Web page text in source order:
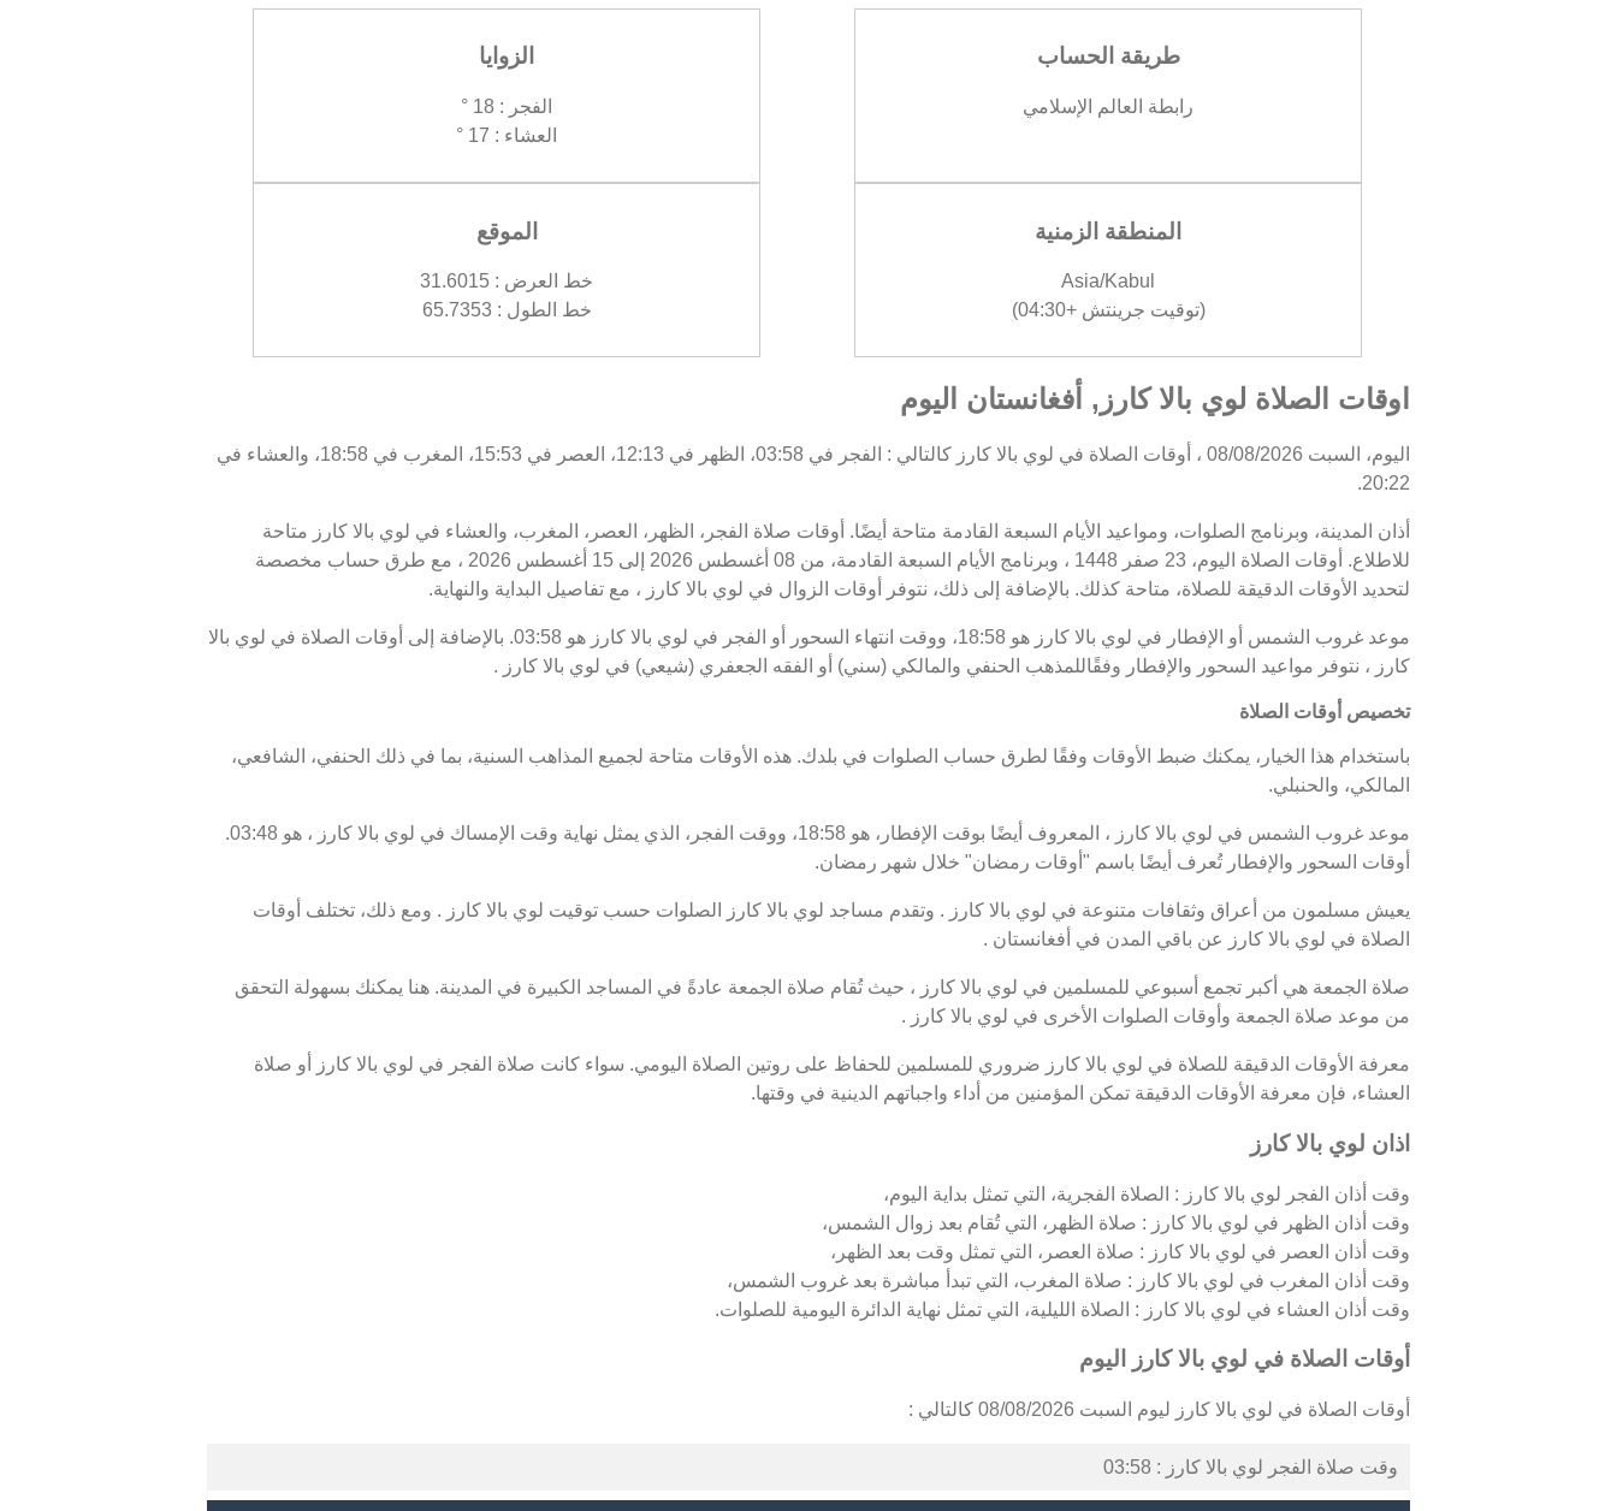
طريقة الحساب
رابطة العالم الإسلامي
الزوايا
الفجر : 18 °
العشاء : 17 °
المنطقة الزمنية
Asia/Kabul
(توقيت جرينتش +04:30)
الموقع
خط العرض : 31.6015
خط الطول : 65.7353
اوقات الصلاة لوي بالا كارز, أفغانستان اليوم
اليوم، السبت 08/08/2026 ، أوقات الصلاة في لوي بالا كارز كالتالي : الفجر في 03:58، الظهر في 12:13، العصر في 15:53، المغرب في 18:58، والعشاء في
20:22.
أذان المدينة، وبرنامج الصلوات، ومواعيد الأيام السبعة القادمة متاحة أيضًا. أوقات صلاة الفجر، الظهر، العصر، المغرب، والعشاء في لوي بالا كارز متاحة
للاطلاع. أوقات الصلاة اليوم، 23 صفر 1448 ، وبرنامج الأيام السبعة القادمة، من 08 أغسطس 2026 إلى 15 أغسطس 2026 ، مع طرق حساب مخصصة
لتحديد الأوقات الدقيقة للصلاة، متاحة كذلك. بالإضافة إلى ذلك، نتوفر أوقات الزوال في لوي بالا كارز ، مع تفاصيل البداية والنهاية.
موعد غروب الشمس أو الإفطار في لوي بالا كارز هو 18:58، ووقت انتهاء السحور أو الفجر في لوي بالا كارز هو 03:58. بالإضافة إلى أوقات الصلاة في لوي بالا
كارز ، نتوفر مواعيد السحور والإفطار وفقًاللمذهب الحنفي والمالكي (سني) أو الفقه الجعفري (شيعي) في لوي بالا كارز .
تخصيص أوقات الصلاة
باستخدام هذا الخيار، يمكنك ضبط الأوقات وفقًا لطرق حساب الصلوات في بلدك. هذه الأوقات متاحة لجميع المذاهب السنية، بما في ذلك الحنفي، الشافعي،
المالكي، والحنبلي.
موعد غروب الشمس في لوي بالا كارز ، المعروف أيضًا بوقت الإفطار، هو 18:58، ووقت الفجر، الذي يمثل نهاية وقت الإمساك في لوي بالا كارز ، هو 03:48.
أوقات السحور والإفطار تُعرف أيضًا باسم "أوقات رمضان" خلال شهر رمضان.
يعيش مسلمون من أعراق وثقافات متنوعة في لوي بالا كارز . وتقدم مساجد لوي بالا كارز الصلوات حسب توقيت لوي بالا كارز . ومع ذلك، تختلف أوقات
الصلاة في لوي بالا كارز عن باقي المدن في أفغانستان .
صلاة الجمعة هي أكبر تجمع أسبوعي للمسلمين في لوي بالا كارز ، حيث تُقام صلاة الجمعة عادةً في المساجد الكبيرة في المدينة. هنا يمكنك بسهولة التحقق
من موعد صلاة الجمعة وأوقات الصلوات الأخرى في لوي بالا كارز .
معرفة الأوقات الدقيقة للصلاة في لوي بالا كارز ضروري للمسلمين للحفاظ على روتين الصلاة اليومي. سواء كانت صلاة الفجر في لوي بالا كارز أو صلاة
العشاء، فإن معرفة الأوقات الدقيقة تمكن المؤمنين من أداء واجباتهم الدينية في وقتها.
اذان لوي بالا كارز
وقت أذان الفجر لوي بالا كارز : الصلاة الفجرية، التي تمثل بداية اليوم،
وقت أذان الظهر في لوي بالا كارز : صلاة الظهر، التي تُقام بعد زوال الشمس،
وقت أذان العصر في لوي بالا كارز : صلاة العصر، التي تمثل وقت بعد الظهر،
وقت أذان المغرب في لوي بالا كارز : صلاة المغرب، التي تبدأ مباشرة بعد غروب الشمس،
وقت أذان العشاء في لوي بالا كارز : الصلاة الليلية، التي تمثل نهاية الدائرة اليومية للصلوات.
أوقات الصلاة في لوي بالا كارز اليوم
أوقات الصلاة في لوي بالا كارز ليوم السبت 08/08/2026 كالتالي :
وقت صلاة الفجر لوي بالا كارز : 03:58